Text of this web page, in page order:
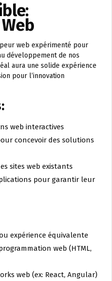
web expérimenté pour
développement de nos
aura une solide expérience
pour l’innovation
web interactives
concevoir des solutions
sites web existants
pour garantir leur
expérience équivalente
web (HTML,
web (ex: React, Angular)